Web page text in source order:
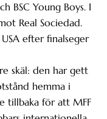
BSC Young Boys. I
Real Sociedad.
efter finalseger
skäl: den har gett
hemma i
tillbaka för att MFF